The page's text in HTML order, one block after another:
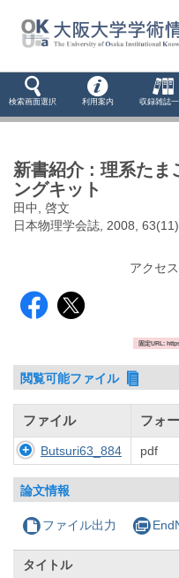
検索画面選択 利用案内 収録雑誌
新書紹介 : 理系たま
ングキット
田中, 啓文
日本物理学会誌, 2008,
アクセ
固定URL:
閲覧可能ファイル
ファイル フォ
Butsuri63_884 pdf
論文情報
ファイル出力
タイトル